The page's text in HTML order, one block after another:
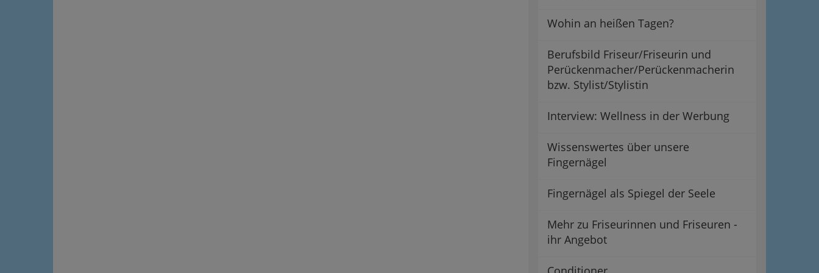
Wohin an heißen Tagen?
Berufsbild Friseur/Friseurin und
Perückenmacher/Perückenmacherin
bzw. Stylist/Stylistin
Interview: Wellness in der Werbung
Wissenswertes über unsere
Fingernägel
Fingernägel als Spiegel der Seele
Mehr zu Friseurinnen und Friseuren -
ihr Angebot